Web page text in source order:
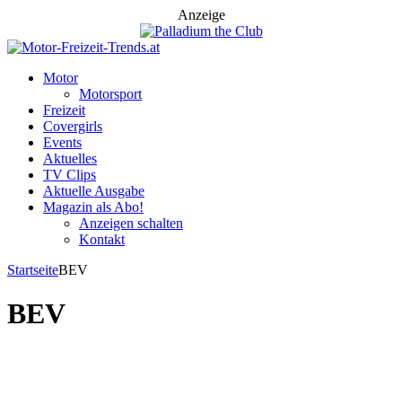
Anzeige
Motor
Motorsport
Freizeit
Covergirls
Events
Aktuelles
TV Clips
Aktuelle Ausgabe
Magazin als Abo!
Anzeigen schalten
Kontakt
StartseiteBEV
BEV